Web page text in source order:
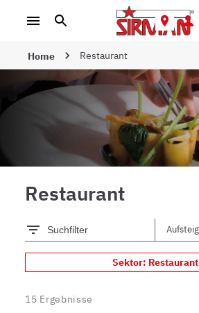
Home Restaurant
Restaurant
Suchfilter
Sektor: Restaurant
15 Ergebnisse